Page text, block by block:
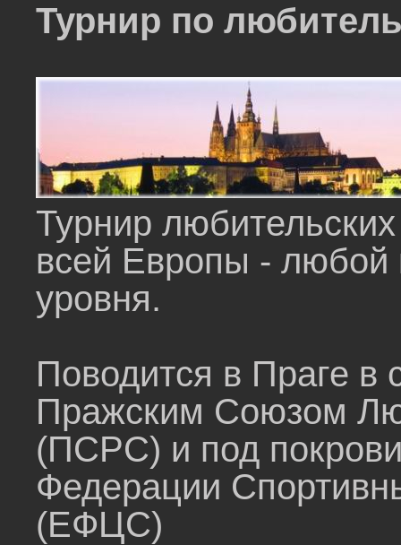
Турнир по
Турнир
всей Европы - любой
уровня.
Поводится в Праге в
Пражским Союзом
(ПСРС) и под
Федерации
(ЕФЦС)